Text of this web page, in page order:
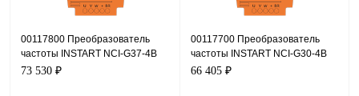
00117800 Преобразователь
частоты INSTART NCI-G37-4B
73 530 ₽
00117700 Преобразователь
частоты INSTART NCI-G30-4B
66 405 ₽